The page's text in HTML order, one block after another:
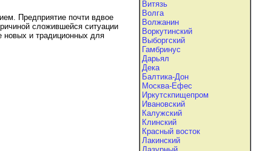
Предприятие почти вдвое
сложившейся ситуации
новых и традиционных для
Витязь
Волга
Волжанин
Воркутинский
Выборгский
Гамбринус
Дарьял
Дека
Балтика-Дон
Москва-Ефес
Иркутскпищепром
Ивановский
Калужский
Клинский
Красный восток
Лакинский